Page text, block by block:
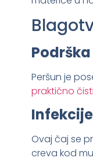
Peršun je
praktično
Ovaj čaj se
creva kod